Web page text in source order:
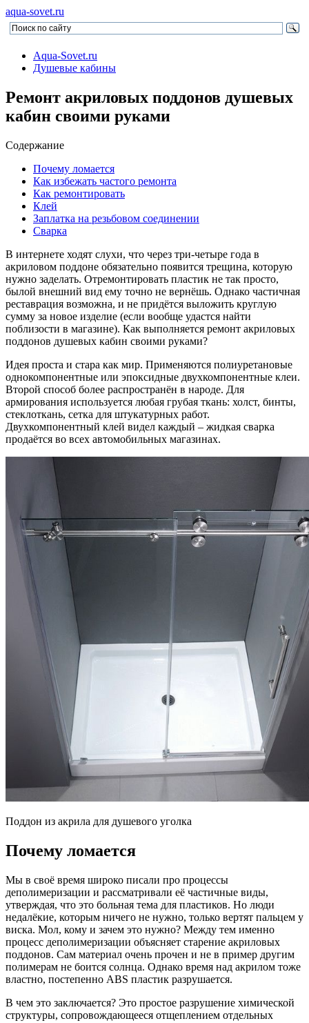
aqua-sovet.ru
Aqua-Sovet.ru
Душевые кабины
Ремонт акриловых поддонов душевых
кабин своими руками
Содержание
Почему ломается
Как избежать частого ремонта
Как ремонтировать
Клей
Заплатка на резьбовом соединении
Сварка
В интернете ходят слухи, что через три-четыре года в
акриловом поддоне обязательно появится трещина, которую
нужно заделать. Отремонтировать пластик не так просто,
былой внешний вид ему точно не вернёшь. Однако частичная
реставрация возможна, и не придётся выложить круглую
сумму за новое изделие (если вообще удастся найти
поблизости в магазине). Как выполняется ремонт акриловых
поддонов душевых кабин своими руками?
Идея проста и стара как мир. Применяются полиуретановые
однокомпонентные или эпоксидные двухкомпонентные клеи.
Второй способ более распространён в народе. Для
армирования используется любая грубая ткань: холст, бинты,
стеклоткань, сетка для штукатурных работ.
Двухкомпонентный клей видел каждый – жидкая сварка
продаётся во всех автомобильных магазинах.
Поддон из акрила для душевого уголка
Почему ломается
Мы в своё время широко писали про процессы
деполимеризации и рассматривали её частичные виды,
утверждая, что это больная тема для пластиков. Но люди
недалёкие, которым ничего не нужно, только вертят пальцем у
виска. Мол, кому и зачем это нужно? Между тем именно
процесс деполимеризации объясняет старение акриловых
поддонов. Сам материал очень прочен и не в пример другим
полимерам не боится солнца. Однако время над акрилом тоже
властно, постепенно ABS пластик разрушается.
В чем это заключается? Это простое разрушение химической
структуры, сопровождающееся отщеплением отдельных